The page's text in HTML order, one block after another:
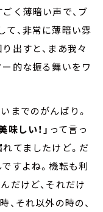
く薄暗い声で、ブ
、非常に薄暗い雰
出すと、まあ我々
的な振る舞いをワ
までのがんばり。
味しい！」 って言っ
てましたけど。だ
すよね。機転も利
だけど、それだけ
、それ以外の時の、